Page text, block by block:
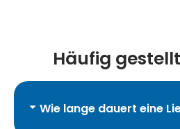
Häufig
Wie lange dauert eine